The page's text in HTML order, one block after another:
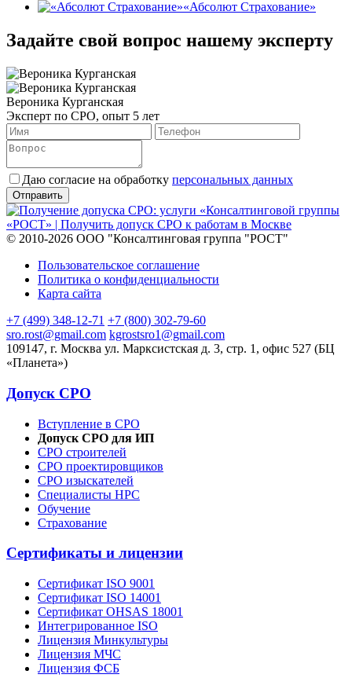
«Абсолют Страхование»
Задайте свой вопрос нашему эксперту
Вероника Курганская
Эксперт по СРО, опыт 5 лет
Даю согласие на обработку персональных данных
© 2010-2026 ООО "Консалтинговая группа "РОСТ"
Пользовательское соглашение
Политика о конфиденциальности
Карта сайта
+7 (499) 348-12-71 +7 (800) 302-79-60
sro.rost@gmail.com kgrostsro1@gmail.com
109147, г. Москва ул. Марксистская д. 3, стр. 1, офис 527 (БЦ
«Планета»)
Допуск СРО
Вступление в СРО
Допуск СРО для ИП
СРО строителей
СРО проектировщиков
СРО изыскателей
Специалисты НРС
Обучение
Страхование
Сертификаты и лицензии
Сертификат ISO 9001
Сертификат ISO 14001
Сертификат OHSAS 18001
Интегрированное ISO
Лицензия Минкультуры
Лицензия МЧС
Лицензия ФСБ